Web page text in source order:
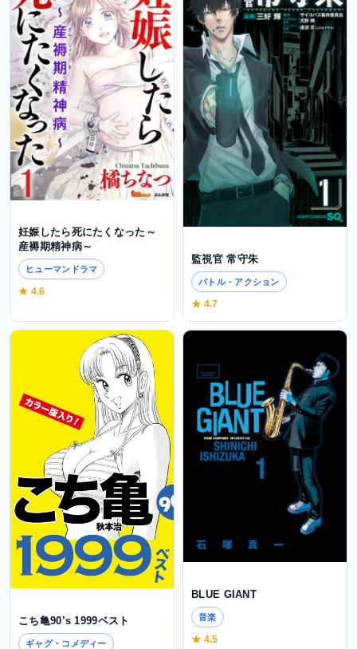
妊娠したら死にたくなった～
産褥期精神病～
ヒューマンドラマ
★ 4.6
監視官 常守朱
バトル・アクション
★ 4.7
こち亀90’s 1999ベスト
ギャグ・コメディー
BLUE GIANT
音楽
★ 4.5